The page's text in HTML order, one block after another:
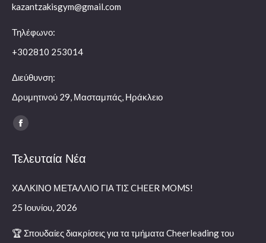
kazantzakisgym@gmail.com
Τηλέφωνο:
+302810 253014
Διεύθυνση:
Δρυμητινού 29, Μασταμπάς, Ηράκλειο
Find us on:
Facebook
opens
new
window
Τελευταία Νέα
ΧΑΛΚΙΝΟ ΜΕΤΑΛΛΙΟ ΓΙΑ ΤΙΣ CHEER MOMS!
25 Ιουνίου, 2026
🏆 Σπουδαίες διακρίσεις για τα τμήματα Cheerleading του